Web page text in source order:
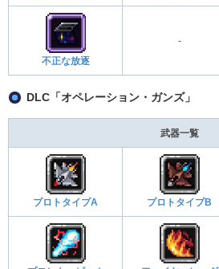
不正な放逐
-
DLC「オペレーション・ガンズ」
武器一覧
プロトタイプA プロトタイプB